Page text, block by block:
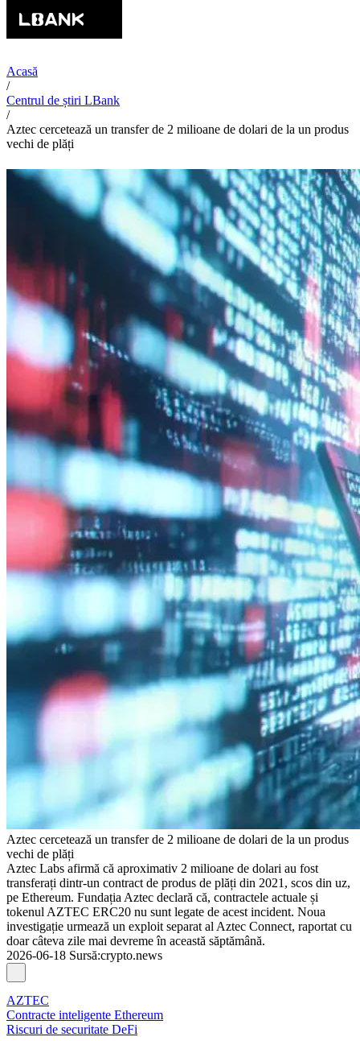
Acasă
/
Centrul de știri LBank
/
Aztec cercetează un transfer de 2 milioane de dolari de la un produs
vechi de plăți
Aztec cercetează un transfer de 2 milioane de dolari de la un produs
vechi de plăți
Aztec Labs afirmă că aproximativ 2 milioane de dolari au fost
transferați dintr-un contract de produs de plăți din 2021, scos din uz,
pe Ethereum. Fundația Aztec declară că, contractele actuale și
tokenul AZTEC ERC20 nu sunt legate de acest incident. Noua
investigație urmează un exploit separat al Aztec Connect, raportat cu
doar câteva zile mai devreme în această săptămână.
2026-06-18 Sursă:crypto.news
AZTEC
Contracte inteligente Ethereum
Riscuri de securitate DeFi